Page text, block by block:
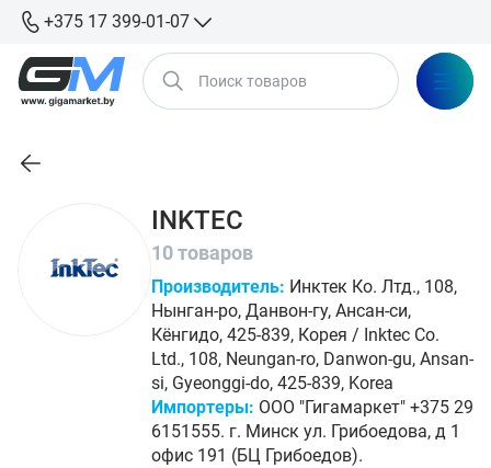
+375 17 399-01-07
INKTEC
10 товаров
Производитель: Инктек Ко. Лтд., 108,
Нынган-ро, Данвон-гу, Ансан-си,
Кёнгидо, 425-839, Корея / Inktec Co.
Ltd., 108, Neungan-ro, Danwon-gu, Ansan-
si, Gyeonggi-do, 425-839, Korea
Импортеры: ООО "Гигамаркет" +375 29
6151555. г. Минск ул. Грибоедова, д 1
офис 191 (БЦ Грибоедов).